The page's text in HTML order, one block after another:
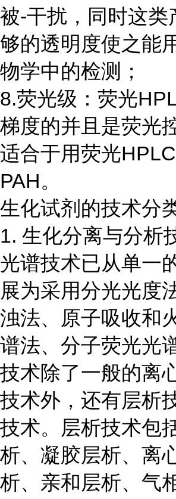
被-干扰，同时这类
够的透明度使之能
物学中的检测；
8.荧光级：荧光
梯度的并且是荧光
适合于用荧光
PAH。
生化试剂的技术分
1. 生化分离与分析
光谱技术已从单一
展为采用分光光度
浊法、原子吸收和
谱法、分子荧光光
技术除了一般的离
技术外，还有层析
技术。层析技术包
析、凝胶层析、离
析、亲和层析、气